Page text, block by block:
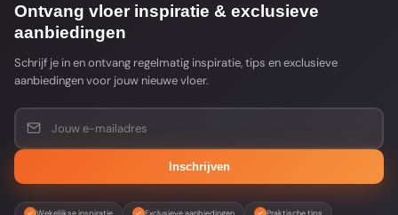
Ontvang vloer inspiratie & exclusieve
aanbiedingen
Schrijf je in en ontvang regelmatig inspiratie, tips en exclusieve
aanbiedingen voor jouw nieuwe vloer.
Inschrijven